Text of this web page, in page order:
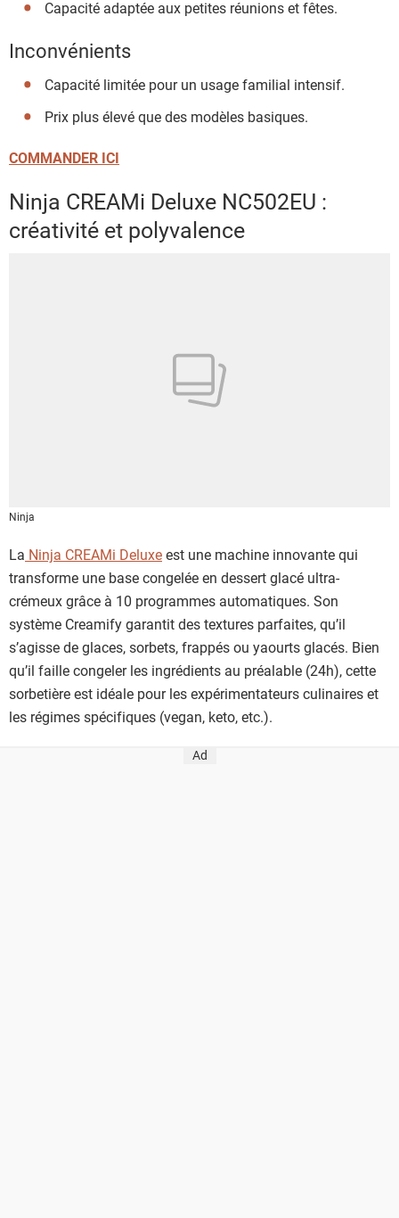
Capacité adaptée aux petites réunions et fêtes.
Inconvénients
Capacité limitée pour un usage familial intensif.
Prix plus élevé que des modèles basiques.
COMMANDER ICI
Ninja CREAMi Deluxe NC502EU :
créativité et polyvalence
Ninja
La Ninja CREAMi Deluxeest une machine innovante qui
transforme une base congelée en dessert glacé ultra-
crémeux grâce à 10 programmes automatiques. Son
système Creamify garantit des textures parfaites, qu’il
s’agisse de glaces, sorbets, frappés ou yaourts glacés. Bien
qu’il faille congeler les ingrédients au préalable (24h), cette
sorbetière est idéale pour les expérimentateurs culinaires et
les régimes spécifiques (vegan, keto, etc.).
Ad